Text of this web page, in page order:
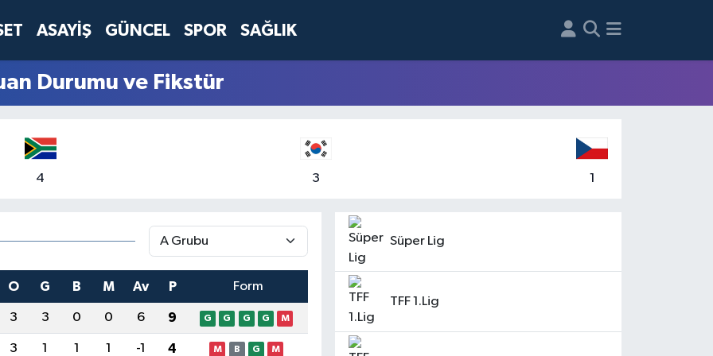
ASAYİŞ GÜNCEL SPOR SAĞLIK
Durumu ve Fikstür
4 3 1
O G B M Av P Form
3 3 0 0 6 9 G G G G M
3 1 1 1 -1 4 M B G M
Süper Lig
TFF 1.Lig